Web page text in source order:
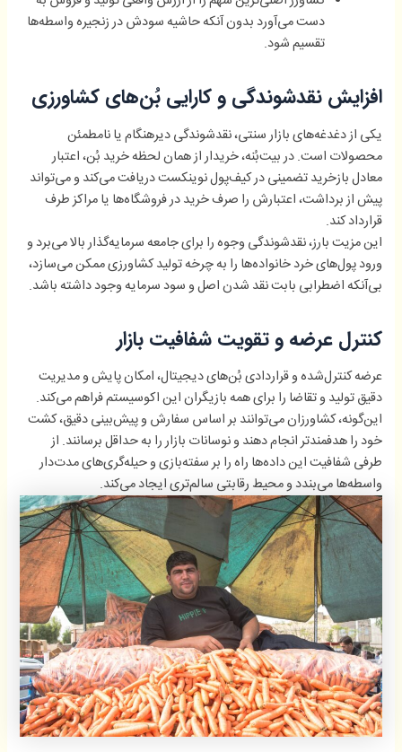
دست می‌آورد بدون آنکه حاشیه سودش در زنجیره واسطه‌ها
تقسیم شود.
افزایش نقدشوندگی و کارایی بُن‌های کشاورزی
یکی از دغدغه‌های بازار سنتی، نقدشوندگی دیرهنگام یا نامطمئن
محصولات است. در بیت‌بُنه، خریدار از همان لحظه خرید بُن، اعتبار
معادل بازخرید تضمینی در کیف‌پول نوینکست دریافت می‌کند و می‌تواند
پیش از برداشت، اعتبارش را صرف خرید در فروشگاه‌ها یا مراکز طرف
قرارداد کند.
این مزیت بارز، نقدشوندگی وجوه را برای جامعه سرمایه‌گذار بالا می‌برد و
ورود پول‌های خرد خانواده‌ها را به چرخه تولید کشاورزی ممکن می‌سازد،
بی‌آنکه اضطرابی بابت نقد شدن اصل و سود سرمایه وجود داشته باشد.
کنترل عرضه و تقویت شفافیت بازار
عرضه کنترل‌شده و قراردادی بُن‌های دیجیتال، امکان پایش و مدیریت
دقیق تولید و تقاضا را برای همه بازیگران این اکوسیستم فراهم می‌کند.
این‌گونه، کشاورزان می‌توانند بر اساس سفارش و پیش‌بینی دقیق، کشت
خود را هدفمندتر انجام دهند و نوسانات بازار را به حداقل برسانند. از
طرفی شفافیت این داده‌ها راه را بر سفته‌بازی و حیله‌گری‌های مدت‌دار
واسطه‌ها می‌بندد و محیط رقابتی سالم‌تری ایجاد می‌کند.